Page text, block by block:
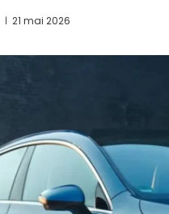
21 mai 2026